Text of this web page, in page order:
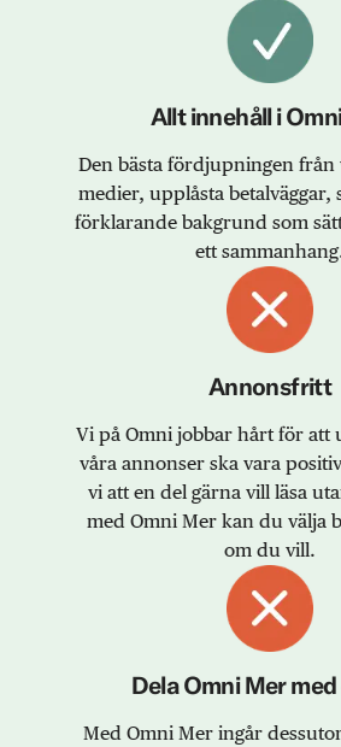
Allt innehåll i
Den bästa fördjupningen från
medier, upplåsta betalväggar,
förklarande bakgrund som
ett
Annonsfritt
Vi på Omni jobbar hårt för att
våra annonser ska vara
vi att en del gärna vill läsa
med Omni Mer kan du välja
om du vill.
Dela Omni Mer
Med Omni Mer ingår